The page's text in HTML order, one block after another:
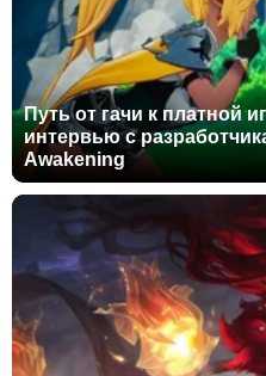
Путь от гачи к платной
интервью с
Awakening